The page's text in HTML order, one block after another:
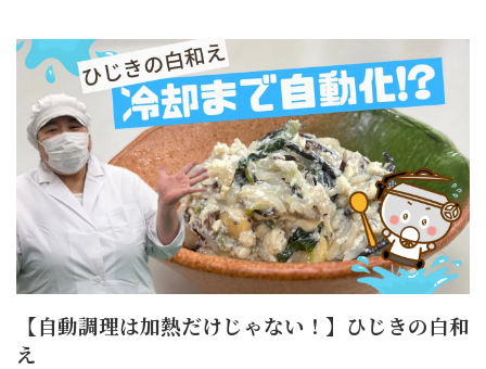
【自動調理は加熱だけじゃない！】ひじきの白和
え